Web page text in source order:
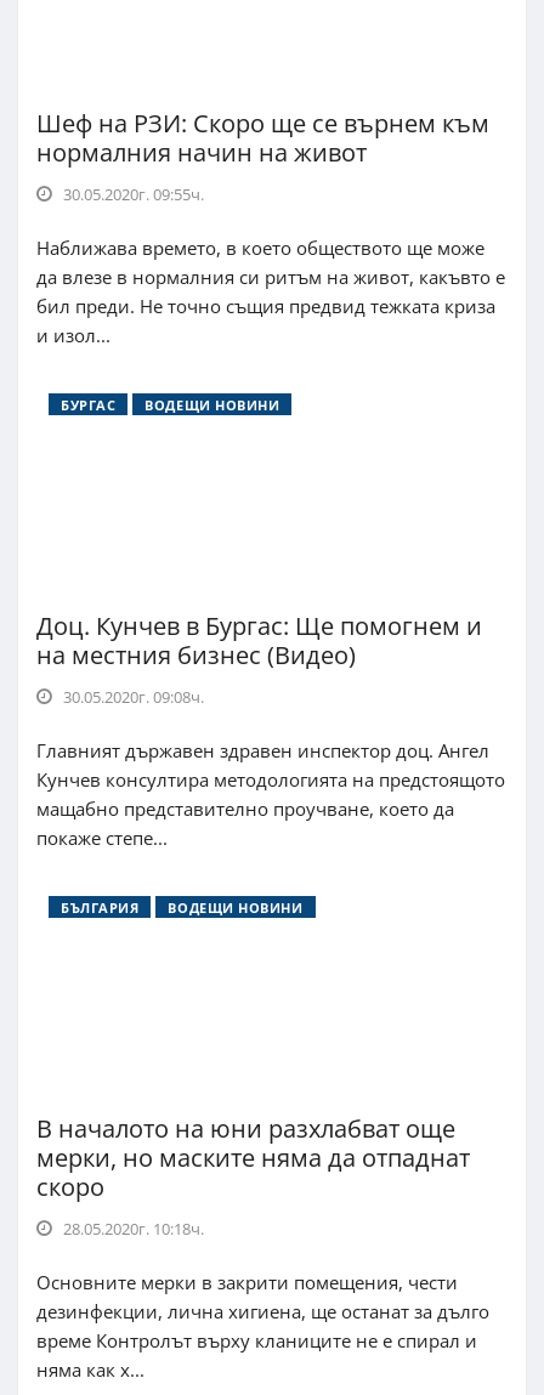
Шеф на РЗИ: Скоро ще се върнем към
нормалния начин на живот
30.05.2020г. 09:55ч.
Наближава времето, в което обществото ще може
да влезе в нормалния си ритъм на живот, какъвто е
бил преди. Не точно същия предвид тежката криза
и изол...
БУРГАС ВОДЕЩИ НОВИНИ
Доц. Кунчев в Бургас: Ще помогнем и
на местния бизнес (Видео)
30.05.2020г. 09:08ч.
Главният държавен здравен инспектор доц. Ангел
Кунчев консултира методологията на предстоящото
мащабно представително проучване, което да
покаже степе...
БЪЛГАРИЯ ВОДЕЩИ НОВИНИ
В началото на юни разхлабват още
мерки, но маските няма да отпаднат
скоро
28.05.2020г. 10:18ч.
Основните мерки в закрити помещения, чести
дезинфекции, лична хигиена, ще останат за дълго
време Контролът върху кланиците не е спирал и
няма как х...